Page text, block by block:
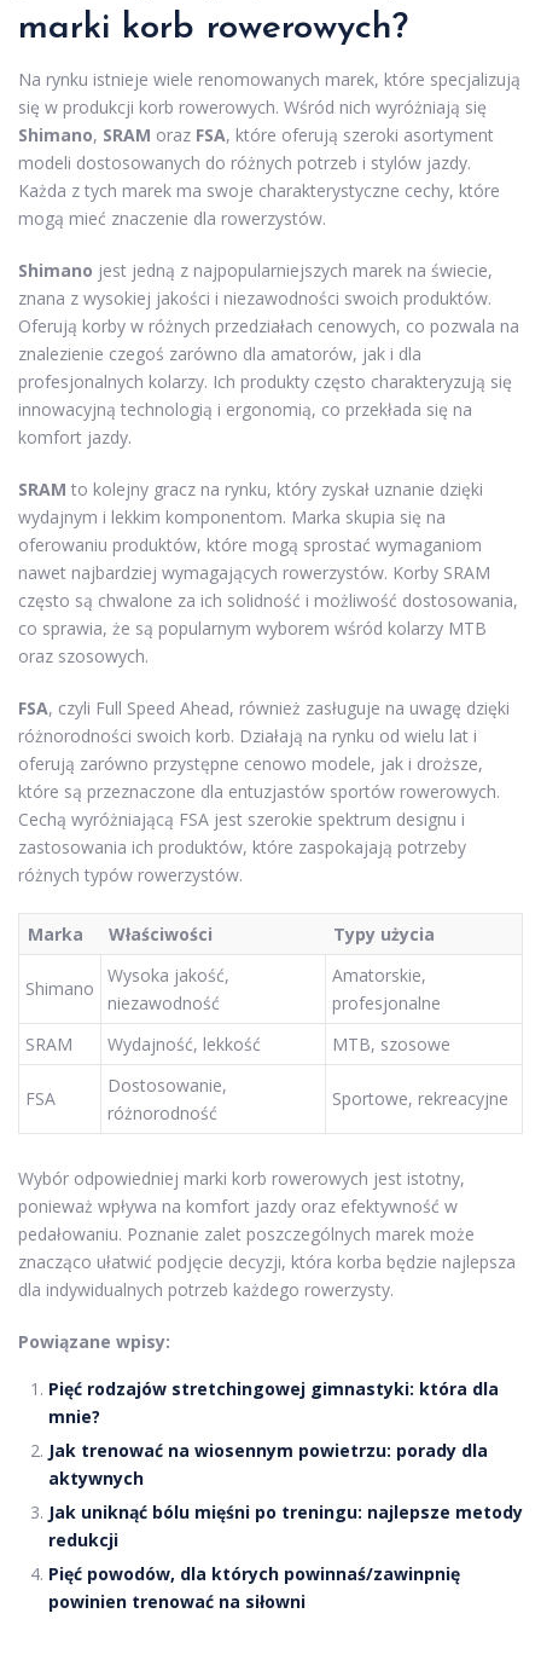
marki korb rowerowych?
Na rynku istnieje wiele renomowanych marek, które specjalizują
się w produkcji korb rowerowych. Wśród nich wyróżniają się
Shimano, SRAM oraz FSA, które oferują szeroki asortyment
modeli dostosowanych do różnych potrzeb i stylów jazdy.
Każda z tych marek ma swoje charakterystyczne cechy, które
mogą mieć znaczenie dla rowerzystów.
Shimano jest jedną z najpopularniejszych marek na świecie,
znana z wysokiej jakości i niezawodności swoich produktów.
Oferują korby w różnych przedziałach cenowych, co pozwala na
znalezienie czegoś zarówno dla amatorów, jak i dla
profesjonalnych kolarzy. Ich produkty często charakteryzują się
innowacyjną technologią i ergonomią, co przekłada się na
komfort jazdy.
SRAM to kolejny gracz na rynku, który zyskał uznanie dzięki
wydajnym i lekkim komponentom. Marka skupia się na
oferowaniu produktów, które mogą sprostać wymaganiom
nawet najbardziej wymagających rowerzystów. Korby SRAM
często są chwalone za ich solidność i możliwość dostosowania,
co sprawia, że są popularnym wyborem wśród kolarzy MTB
oraz szosowych.
FSA, czyli Full Speed Ahead, również zasługuje na uwagę dzięki
różnorodności swoich korb. Działają na rynku od wielu lat i
oferują zarówno przystępne cenowo modele, jak i droższe,
które są przeznaczone dla entuzjastów sportów rowerowych.
Cechą wyróżniającą FSA jest szerokie spektrum designu i
zastosowania ich produktów, które zaspokajają potrzeby
różnych typów rowerzystów.
Marka Właściwości Typy użycia
Shimano
Wysoka jakość,
niezawodność
Amatorskie,
profesjonalne
SRAM
Wydajność, lekkość MTB, szosowe
FSA
Dostosowanie,
różnorodność
Sportowe, rekreacyjne
Wybór odpowiedniej marki korb rowerowych jest istotny,
ponieważ wpływa na komfort jazdy oraz efektywność w
pedałowaniu. Poznanie zalet poszczególnych marek może
znacząco ułatwić podjęcie decyzji, która korba będzie najlepsza
dla indywidualnych potrzeb każdego rowerzysty.
Powiązane wpisy:
Pięć rodzajów stretchingowej gimnastyki: która dla
mnie?
Jak trenować na wiosennym powietrzu: porady dla
aktywnych
Jak uniknąć bólu mięśni po treningu: najlepsze metody
redukcji
Pięć powodów, dla których powinnaś/zawinpnię
powinien trenować na siłowni